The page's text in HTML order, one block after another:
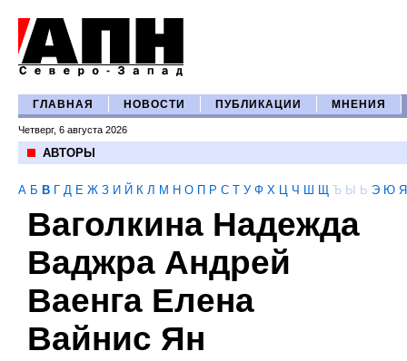
ГЛАВНАЯ НОВОСТИ ПУБЛИКАЦИИ МНЕНИЯ
Четверг, 6 августа 2026
АВТОРЫ
А Б В Г Д Е Ж З И Й К Л М Н О П Р С Т У Ф Х Ц Ч Ш Щ Ъ Ы Ь Э Ю Я
Ваголкина Надежда
Ваджра Андрей
Ваенга Елена
Вайнис Ян